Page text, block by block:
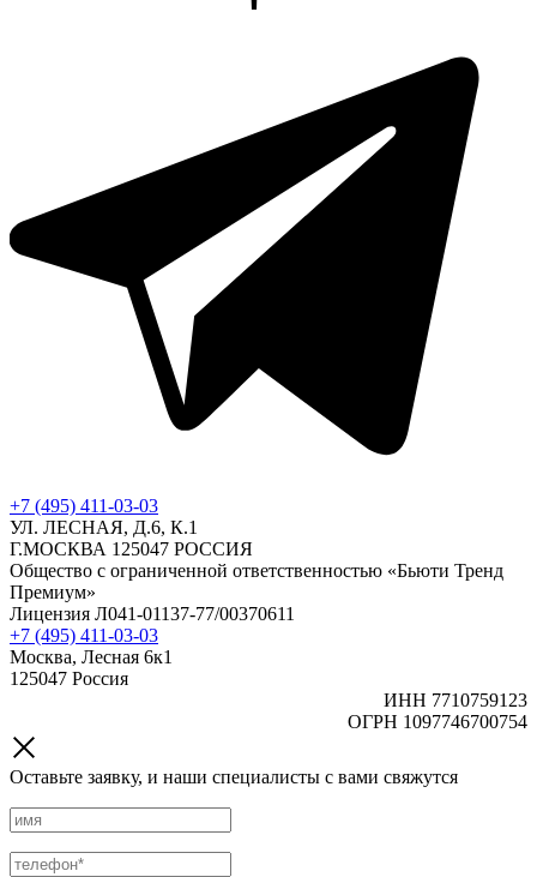
+7 (495) 411-03-03
УЛ. ЛЕСНАЯ, Д.6, К.1
Г.МОСКВА 125047 РОССИЯ
Общество с ограниченной ответственностью «Бьюти Тренд
Премиум»
Лицензия Л041-01137-77/00370611
+7 (495) 411-03-03
Москва, Лесная 6к1
125047 Россия
ИНН 7710759123
ОГРН 1097746700754
Оставьте заявку, и наши специалисты с вами свяжутся